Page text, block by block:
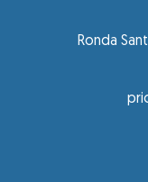
Ronda